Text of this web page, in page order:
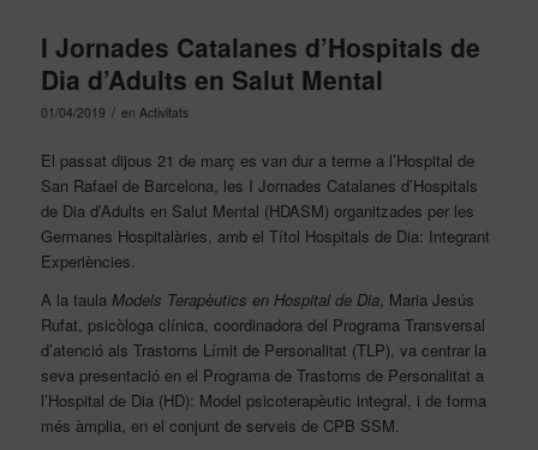
I Jornades Catalanes d’Hospitals de
Dia d’Adults en Salut Mental
01/04/2019 / en Activitats
El passat dijous 21 de març es van dur a terme a l’Hospital de
San Rafael de Barcelona, les I Jornades Catalanes d’Hospitals
de Dia d’Adults en Salut Mental (HDASM) organitzades per les
Germanes Hospitalàries, amb el Títol Hospitals de Dia: Integrant
Experiències.
A la taula Models Terapèutics en Hospital de Dia, Maria Jesús
Rufat, psicòloga clínica, coordinadora del Programa Transversal
d’atenció als Trastorns Límit de Personalitat (TLP), va centrar la
seva presentació en el Programa de Trastorns de Personalitat a
l’Hospital de Dia (HD): Model psicoterapèutic integral, i de forma
més àmplia, en el conjunt de serveis de CPB SSM.